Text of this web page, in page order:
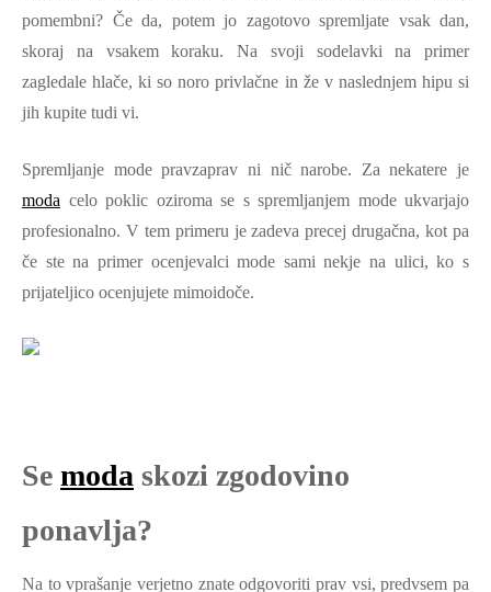
pomembni? Če da, potem jo zagotovo spremljate vsak dan,
skoraj na vsakem koraku. Na svoji sodelavki na primer
zagledale hlače, ki so noro privlačne in že v naslednjem hipu si
jih kupite tudi vi.
Spremljanje mode pravzaprav ni nič narobe. Za nekatere je
moda celo poklic oziroma se s spremljanjem mode ukvarjajo
profesionalno. V tem primeru je zadeva precej drugačna, kot pa
če ste na primer ocenjevalci mode sami nekje na ulici, ko s
prijateljico ocenjujete mimoidoče.
Se moda skozi zgodovino
ponavlja?
Na to vprašanje verjetno znate odgovoriti prav vsi, predvsem pa